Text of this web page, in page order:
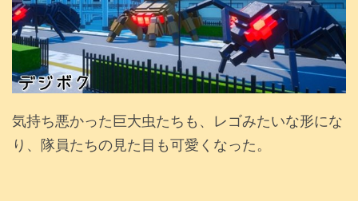
気持ち悪かった巨大虫たちも、レゴみたいな形にな
り、隊員たちの見た目も可愛くなった。